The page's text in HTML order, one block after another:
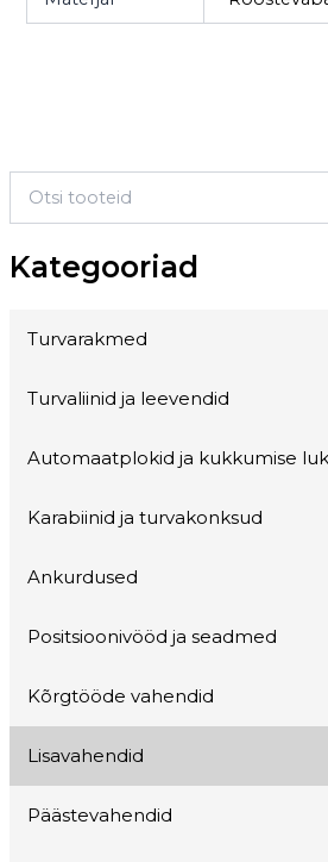
Kategooriad
Turvarakmed
Turvaliinid ja leevendid
Automaatplokid ja kukkumise
Karabiinid ja turvakonksud
Ankurdused
Positsioonivööd ja seadmed
Kõrgtööde vahendid
Lisavahendid
Päästevahendid